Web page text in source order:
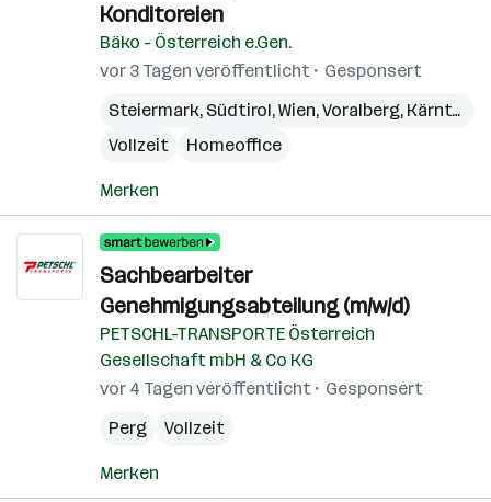
Konditoreien
Bäko - Österreich e.Gen.
vor 3 Tagen veröffentlicht
Gesponsert
Steiermark, Südtirol,Wien,Voralberg, Kärnten
Vollzeit
Homeoffice
Merken
Sachbearbeiter
Genehmigungsabteilung (m/w/d)
PETSCHL-TRANSPORTE Österreich
Gesellschaft mbH & Co KG
vor 4 Tagen veröffentlicht
Gesponsert
Perg
Vollzeit
Merken